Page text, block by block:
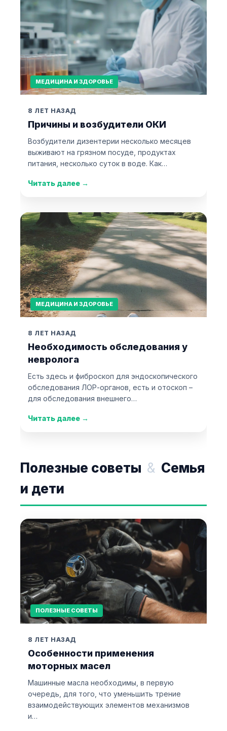
МЕДИЦИНА И ЗДОРОВЬЕ
8 ЛЕТ НАЗАД
Причины и возбудители ОКИ
Возбудители дизентерии несколько месяцев
выживают на грязном посуде, продуктах
питания, несколько суток в воде. Как…
Читать далее →
МЕДИЦИНА И ЗДОРОВЬЕ
8 ЛЕТ НАЗАД
Необходимость обследования у
невролога
Есть здесь и фиброскоп для эндоскопического
обследования ЛОР-органов, есть и отоскоп –
для обследования внешнего…
Читать далее →
Полезные советы & Семья
и дети
ПОЛЕЗНЫЕ СОВЕТЫ
8 ЛЕТ НАЗАД
Особенности применения
моторных масел
Машинные масла необходимы, в первую
очередь, для того, что уменьшить трение
взаимодействующих элементов механизмов
и…